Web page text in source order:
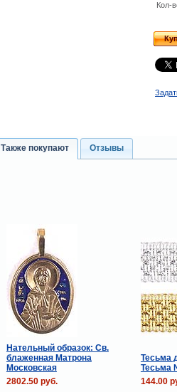
Кол-
Также покупают Отзывы
Нательный образок: Св.
блаженная Матрона
Московская
Тесьма
Тесьма
2802.50 руб.
144.00